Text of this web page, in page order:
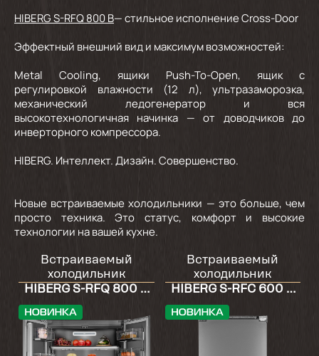
HIBERG S-RFQ 800 B— стильное исполнение Cross-Door
Эффектный внешний вид и максимум возможностей:
Metal Cooling, ящики Push-To-Open, ящик с
регулировкой влажности (12 л), ультразаморозка,
механический ледогенератор и вся
высокотехнологичная начинка — от доводчиков до
инверторного компрессора.
HIBERG. Интеллект. Дизайн. Совершенство.
Новые встраиваемые холодильники — это больше, чем
просто техника. Это статус, комфорт и высокие
технологии на вашей кухне.
Встраиваемый
холодильник
HIBERG S-RFQ 800 B
inverter
Встраиваемый
холодильник
HIBERG S-RFC 600 B
inverter